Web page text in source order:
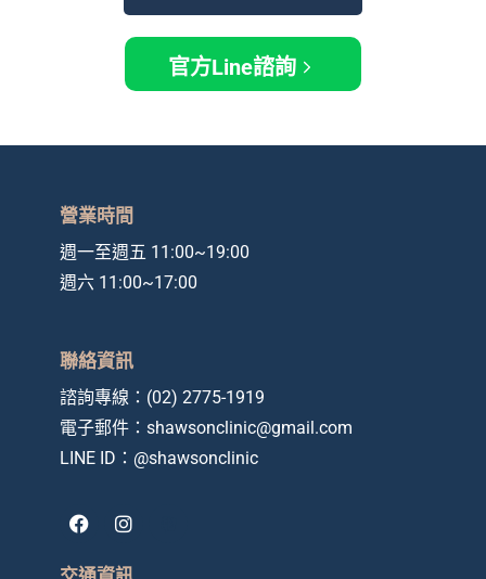
官方Line諮詢
營業時間
週一至週五 11:00~19:00
週六 11:00~17:00
聯絡資訊
諮詢專線： (02) 2775-1919
電子郵件： shawsonclinic@gmail.com
LINE ID： @shawsonclinic
F
a
e
I
n
t